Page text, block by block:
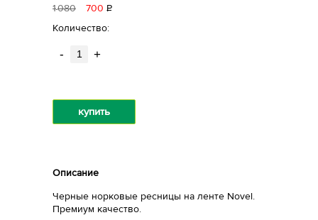
1080 700 Р
Количество:
- +
купить
Описание
Черные норковые ресницы на ленте Novel.
Премиум качество.